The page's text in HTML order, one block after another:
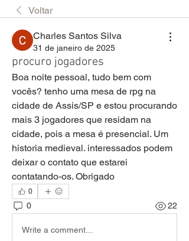
Voltar
Charles Santos Silva
31 de janeiro de 2025
procuro jogadores
Boa noite pessoal, tudo bem com
vocês? tenho uma mesa de rpg na
cidade de Assis/SP e estou procurando
mais 3 jogadores que residam na
cidade, pois a mesa é presencial. Um
historia medieval. interessados podem
deixar o contato que estarei
contatando-os. Obrigado
0
0 22
Write a comment...